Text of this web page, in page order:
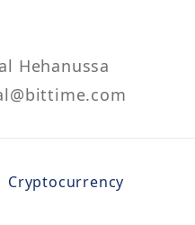
Hehanussa
Cryptocurrency